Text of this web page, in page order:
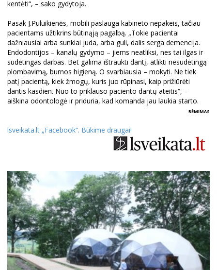
kentėti“, – sako gydytoja.
Pasak J.Puluikienės, mobili paslauga kabineto nepakeis, tačiau
pacientams užtikrins būtinąją pagalbą. „Tokie pacientai
dažniausiai arba sunkiai juda, arba guli, dalis serga demencija.
Endodontijos – kanalų gydymo – jiems neatliksi, nes tai ilgas ir
sudėtingas darbas. Bet galima ištraukti dantį, atlikti nesudėtingą
plombavimą, burnos higieną. O svarbiausia – mokyti. Ne tiek
patį pacientą, kiek žmogų, kuris juo rūpinasi, kaip prižiūrėti
dantis kasdien. Nuo to priklauso paciento dantų ateitis“, –
aiškina odontologė ir priduria, kad komanda jau laukia starto.
RĖMIMAS
lsveikata.lt „Facebook“. Būkime draugai!